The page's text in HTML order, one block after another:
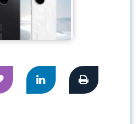
অনার ২০০ সিরিজের
ফার্স্টসেল শুরু